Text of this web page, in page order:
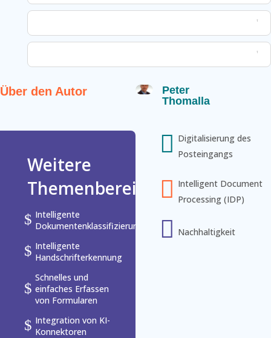
Über den Autor
Peter
Thomalla
Weitere
Themenbereiche
$ Intelligente
Dokumentenklassifizierung
$ Intelligente
Handschrifterkennung
$
Schnelles und
einfaches Erfassen
von Formularen
$ Integration von KI-
Konnektoren
 Digitalisierung des
Posteingangs
 Intelligent Document
Processing (IDP)
 Nachhaltigkeit